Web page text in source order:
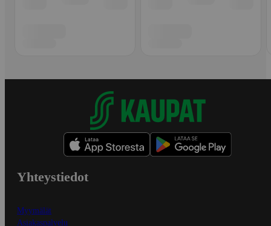
Yhteystiedot
Myymälät
Asiakaspalvelu